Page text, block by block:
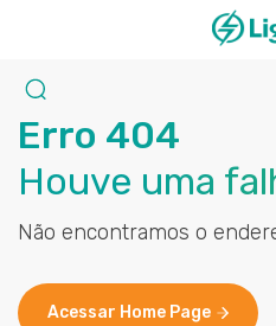
Erro 404
Houve uma
Não encontramos o
Acessar Home Page